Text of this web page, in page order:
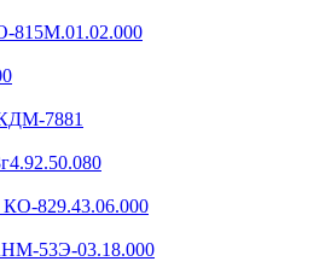
815М.01.02.000
7881
КО-829.43.06.000
53Э-03.18.000